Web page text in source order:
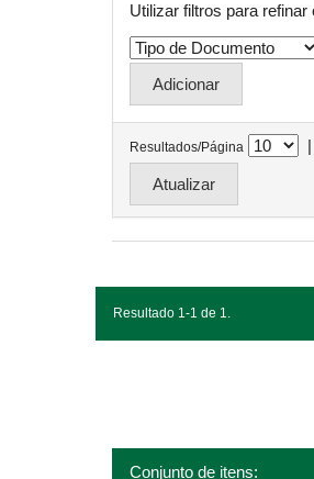
Utilizar filtros para
Resultados/Página |
Resultado 1-1 de 1.
Conjunto de itens: